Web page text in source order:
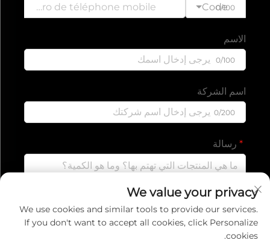
Code
0/100
الاسم
0/100
اسم الشركة
0/200
رسالة
0/1000
We value your privacy
We use cookies and similar tools to provide our services.
If you don't want to accept all cookies, click Personalize
cookies.